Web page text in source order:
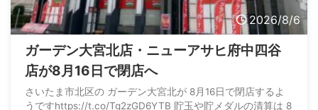
2026/8/6
ガーデン大宮北店・ニューアサヒ府中四谷
店が8月16日で閉店へ
さいたま市北区の ガーデン大宮北が 8月16日で閉店するよ
うですhttps://t.co/Tg2zGD6YTB 貯玉や貯メダルの清算は 8